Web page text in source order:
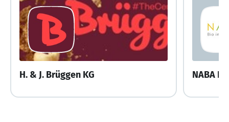
H. & J. Brüggen KG NABA